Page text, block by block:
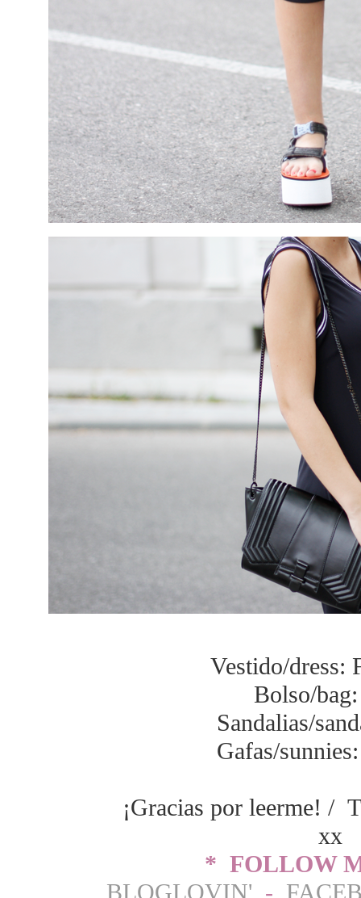
Vestido/dress:
Bolso/
Sandalias/
Gafas/
¡Gracias por leerme! /
xx
* FOLLOW
BLOGLOVIN' -